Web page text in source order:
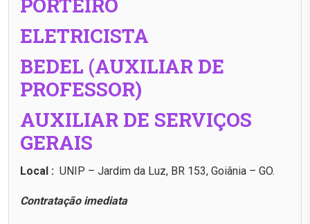
ELETRICISTA
BEDEL (AUXILIAR DE
PROFESSOR)
AUXILIAR DE SERVIÇOS
GERAIS
Local : UNIP – Jardim da Luz, BR 153, Goiânia – GO.
Contratação imediata